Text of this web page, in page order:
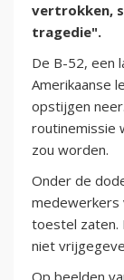
vertrokken,
tragedie".
De B-52, een
Amerikaanse
opstijgen
routinemissie
zou worden.
Onder de
medewerkers
toestel zaten.
niet